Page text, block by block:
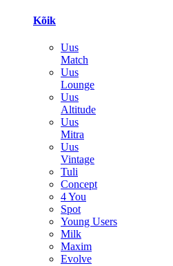
Kõik
Uus
Match
Uus
Lounge
Uus
Altitude
Uus
Mitra
Uus
Vintage
Tuli
Concept
4 You
Spot
Young Users
Milk
Maxim
Evolve